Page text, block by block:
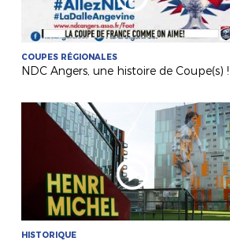
COUPES RÉGIONALES
NDC Angers, une histoire de Coupe(s) !
HISTORIQUE